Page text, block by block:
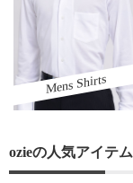
Mens Shirts
ozieの人気アイテム